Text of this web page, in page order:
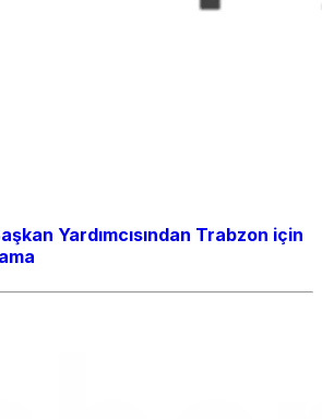
Yardımcısından Trabzon için